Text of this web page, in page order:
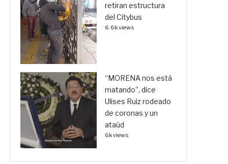
retiran estructura
del Citybus
6.6k views
“MORENA nos está
matando”, dice
Ulises Ruiz rodeado
de coronas y un
ataúd
6k views